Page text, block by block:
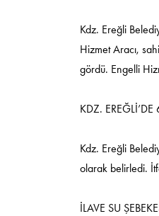
Kdz. Ereğli
Hizmet Aracı,
gördü. Engelli
KDZ.
Kdz. Ereğli
olarak belirledi.
İLAVE SU